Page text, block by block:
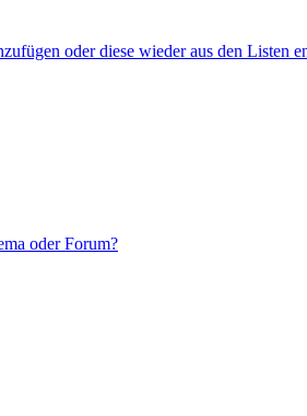
oder diese wieder aus den Listen
oder Forum?